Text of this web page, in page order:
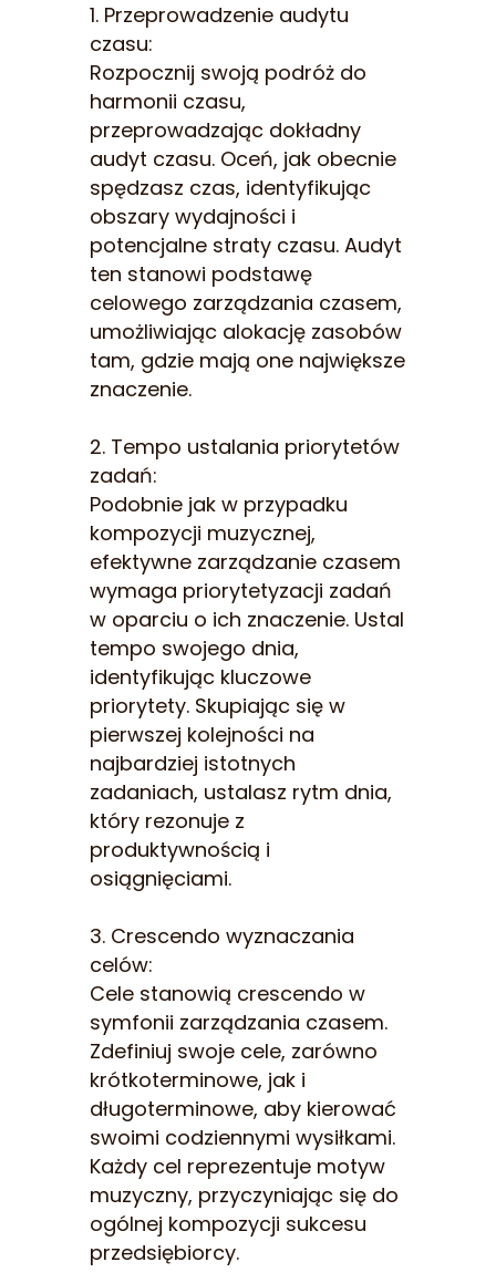
1. Przeprowadzenie audytu
czasu:
Rozpocznij swoją podróż do
harmonii czasu,
przeprowadzając dokładny
audyt czasu. Oceń, jak obecnie
spędzasz czas, identyfikując
obszary wydajności i
potencjalne straty czasu. Audyt
ten stanowi podstawę
celowego zarządzania czasem,
umożliwiając alokację zasobów
tam, gdzie mają one największe
znaczenie.
2. Tempo ustalania priorytetów
zadań:
Podobnie jak w przypadku
kompozycji muzycznej,
efektywne zarządzanie czasem
wymaga priorytetyzacji zadań
w oparciu o ich znaczenie. Ustal
tempo swojego dnia,
identyfikując kluczowe
priorytety. Skupiając się w
pierwszej kolejności na
najbardziej istotnych
zadaniach, ustalasz rytm dnia,
który rezonuje z
produktywnością i
osiągnięciami.
3. Crescendo wyznaczania
celów:
Cele stanowią crescendo w
symfonii zarządzania czasem.
Zdefiniuj swoje cele, zarówno
krótkoterminowe, jak i
długoterminowe, aby kierować
swoimi codziennymi wysiłkami.
Każdy cel reprezentuje motyw
muzyczny, przyczyniając się do
ogólnej kompozycji sukcesu
przedsiębiorcy.